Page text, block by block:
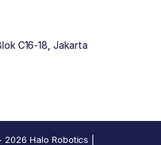
C16-18, Jakarta
Halo Robotics |